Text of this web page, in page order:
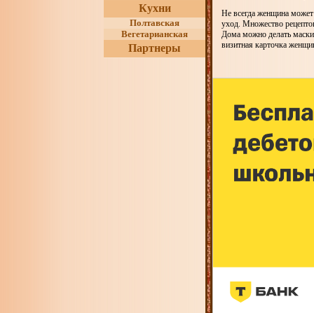
Кухни
Полтавская
Вегетарианская
Партнеры
Не всегда женщина
уход. Множество
Дома можно делать
визитная карточка